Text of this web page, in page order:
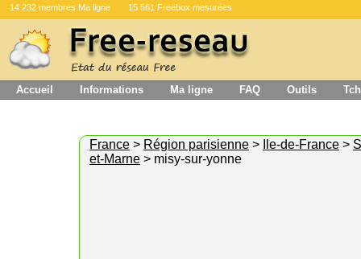
14 232 membres Ma ligne 15 561 Freebox mesurées
Accueil Informations Ma ligne FAQ Outils
France > Région parisienne > Ile-de-France >
et-Marne > misy-sur-yonne